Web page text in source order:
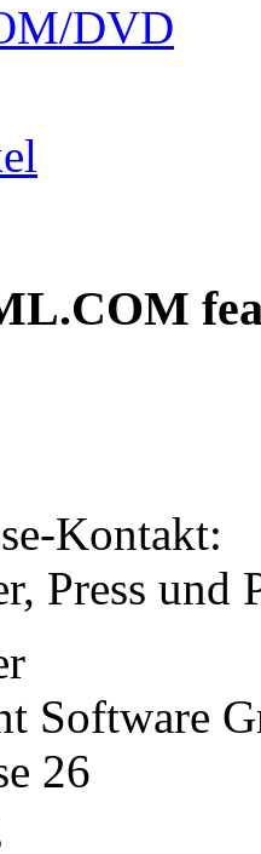
DVD
Kontakt:
Press und
Software
26